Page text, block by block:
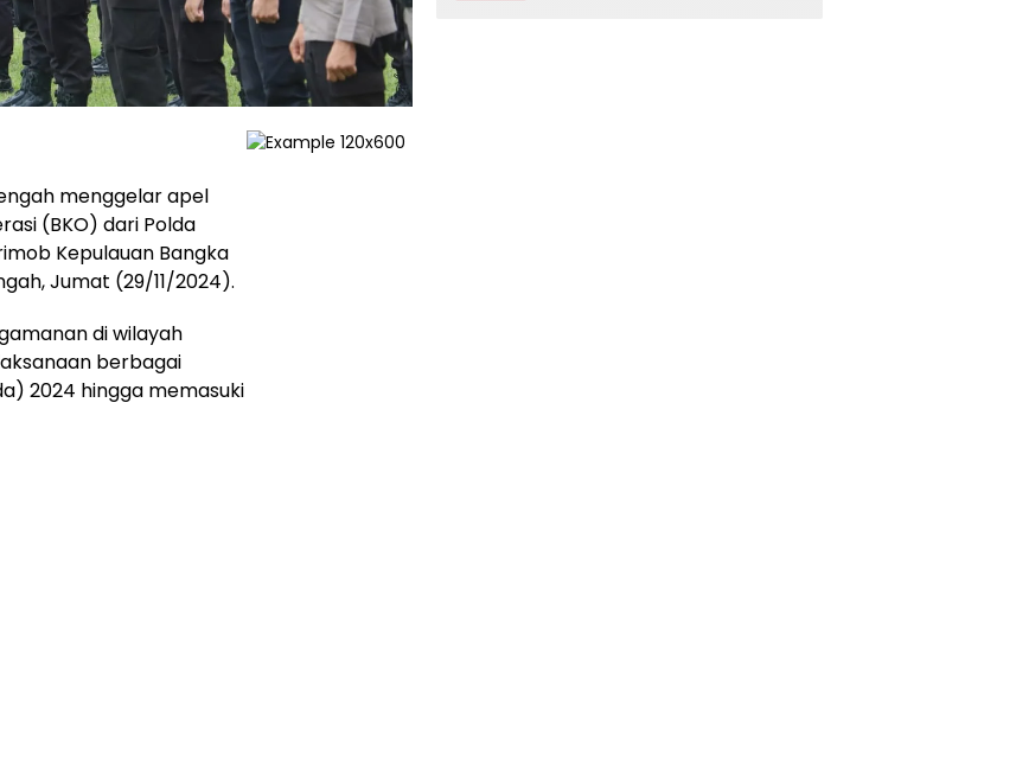
menggelar apel
(BKO) dari Polda
Kepulauan Bangka
Jumat (29/11/2024).
di wilayah
berbagai
2024 hingga memasuki